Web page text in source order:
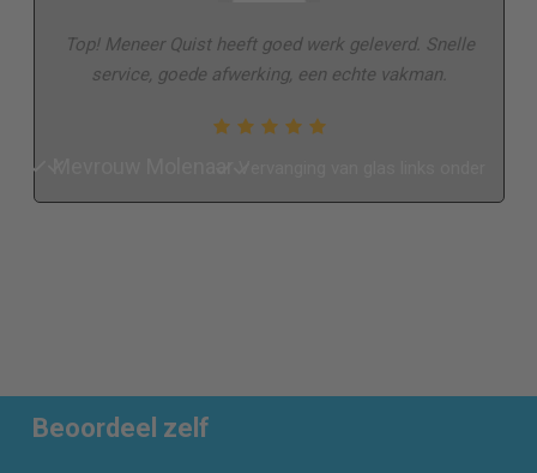
Top! Meneer Quist heeft goed werk geleverd. Snelle
service, goede afwerking, een echte vakman.
Beoordeel zelf